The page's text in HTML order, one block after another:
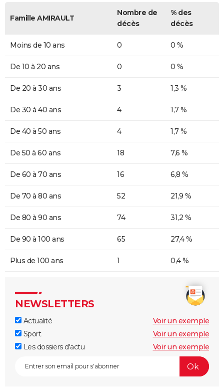
Famille AMIRAULT
Nombre de
décès
% des
décès
Moins de 10 ans 0 0 %
De 10 à 20 ans 0 0 %
De 20 à 30 ans 3 1,3 %
De 30 à 40 ans 4 1,7 %
De 40 à 50 ans 4 1,7 %
De 50 à 60 ans 18 7,6 %
De 60 à 70 ans 16 6,8 %
De 70 à 80 ans 52 21,9 %
De 80 à 90 ans 74 31,2 %
De 90 à 100 ans 65 27,4 %
Plus de 100 ans 1 0,4 %
NEWSLETTERS
Actualité
Voir un exemple
Sport
Voir un exemple
Les dossiers d'actu
Voir un exemple